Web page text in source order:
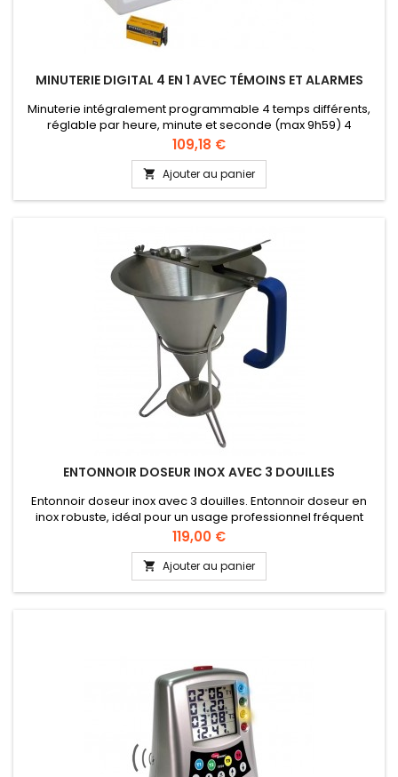
MINUTERIE DIGITAL 4 EN 1 AVEC TÉMOINS ET ALARMES
Minuterie intégralement programmable 4 temps différents,
réglable par heure, minute et seconde (max 9h59) 4
sonorités &amp; 4 lampes témoins différentes
Prix
109,18 €
 Ajouter au panier
ENTONNOIR DOSEUR INOX AVEC 3 DOUILLES
Entonnoir doseur inox avec 3 douilles. Entonnoir doseur en
inox robuste, idéal pour un usage professionnel fréquent
dans les cuisines de restauration Livré avec 3 douilles (2, 4 et
6 mm) pour un dosage parfait et précis Capacité de 1,5 L,
parfait pour les préparations en quantité de vos
préparations. Avec support et collecteur de gouttes pour un
plan de...
Prix
119,00 €
 Ajouter au panier